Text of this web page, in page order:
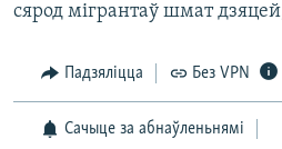
сярод мігрантаў шмат
Падзяліцца Без VPN
Сачыце за абнаўленьнямі